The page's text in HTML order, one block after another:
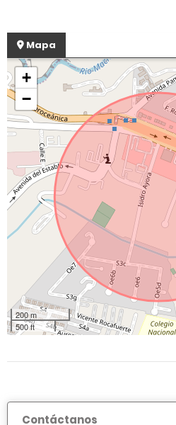
Mapa
+
−
200 m
500 ft
Contáctanos